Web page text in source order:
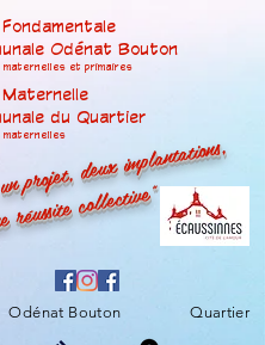
Odénat Bouton
maternelles et primaires
Maternelle
du Quartier
maternelles
projet, deux implantations,
réussite collective"
Odénat Bouton Quartier